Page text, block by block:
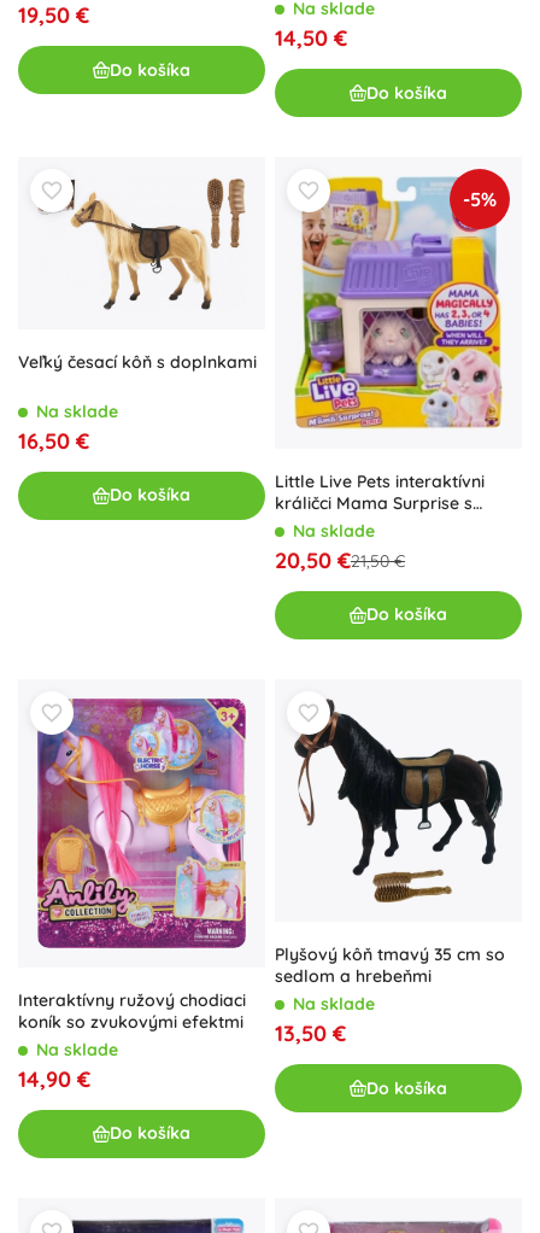
19,50 €
Do košíka
Na sklade
14,50 €
Do košíka
Veľký česací kôň s doplnkami
Na sklade
16,50 €
Do košíka
-5%
Little Live Pets interaktívni
králičci Mama Surprise s
prekvapením
Na sklade
20,50 €21,50 €
Do košíka
Interaktívny ružový chodiaci
koník so zvukovými efektmi
Na sklade
14,90 €
Do košíka
Plyšový kôň tmavý 35 cm so
sedlom a hrebeňmi
Na sklade
13,50 €
Do košíka